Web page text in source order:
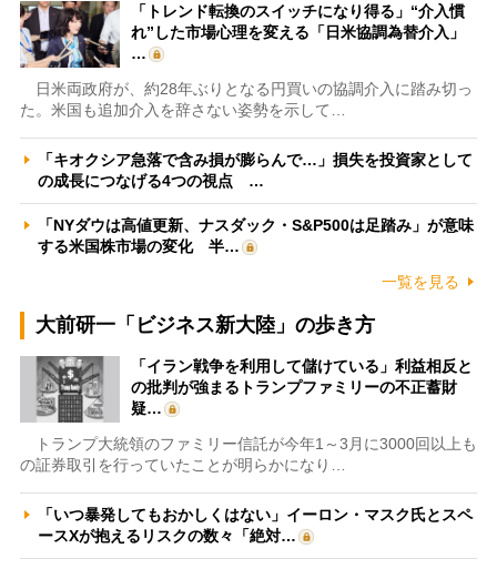
「トレンド転換のスイッチになり得る」“介入慣
れ”した市場心理を変える「日米協調為替介入」
…
日米両政府が、約28年ぶりとなる円買いの協調介入に踏み切っ
た。米国も追加介入を辞さない姿勢を示して…
「キオクシア急落で含み損が膨らんで…」損失を投資家として
の成長につなげる4つの視点 …
「NYダウは高値更新、ナスダック・S&P500は足踏み」が意味
する米国株市場の変化 半…
一覧を見る
大前研一「ビジネス新大陸」の歩き方
「イラン戦争を利用して儲けている」利益相反と
の批判が強まるトランプファミリーの不正蓄財
疑…
トランプ大統領のファミリー信託が今年1～3月に3000回以上も
の証券取引を行っていたことが明らかになり…
「いつ暴発してもおかしくはない」イーロン・マスク氏とスペ
ースXが抱えるリスクの数々「絶対…